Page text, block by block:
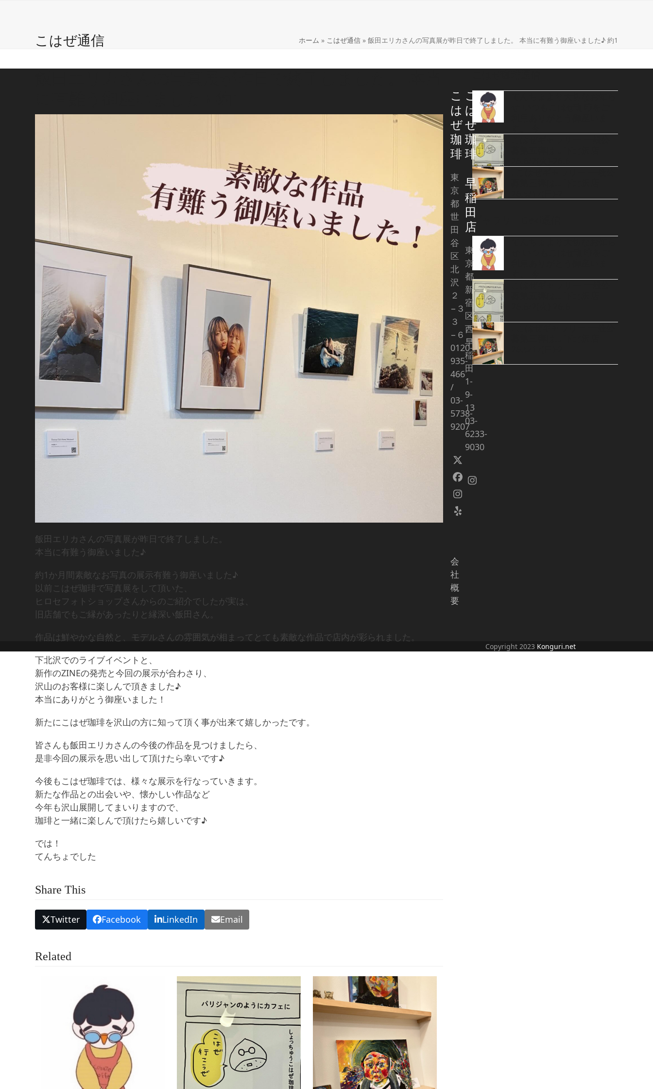
こはぜ通信 ホーム » こはぜ通信 » 飯田エリカさんの写真展が昨日で終了しました。 本当に有難う御座いました♪ 約1
飯田エリカさんの写真展が昨日で終了しました。
本当に有難う御座いました♪
約1か月間素敵なお写真の展示有難う御座いました♪
以前こはぜ珈琲で写真展をして頂いた、
ヒロセフォトショップさんからのご紹介でしたが実は、
旧店舗でもご縁があったりと縁深い飯田さん。
作品は鮮やかな自然と、モデルさんの雰囲気が相まってとても素敵な作品で店内が彩られました。
下北沢でのライブイベントと、
新作のZINEの発売と今回の展示が合わさり、
沢山のお客様に楽しんで頂きました♪
本当にありがとう御座いました！
新たにこはぜ珈琲を沢山の方に知って頂く事が出来て嬉しかったです。
皆さんも飯田エリカさんの今後の作品を見つけましたら、
是非今回の展示を思い出して頂けたら幸いです♪
今後もこはぜ珈琲では、様々な展示を行なっていきます。
新たな作品との出会いや、懐かしい作品など
今年も沢山展開してまいりますので、
珈琲と一緒に楽しんで頂けたら嬉しいです♪
では！
てんちょでした
Share This
Twitter Facebook LinkedIn Email
Related
ギャラリーGeki通信
こ
は
ぜ
珈
琲
東
京
都
世
田
谷
区
北
沢
２
−３
３
−６
0120-
935-
466
/
03-
5738-
9207
Twitter
(deprecated)
Facebook
Instagram
Yelp
こ
は
ぜ
珈
琲
早
稲
田
店
東
京
都
新
宿
区
西
早
稲
田
1-
9-
13
03-
6233-
9030
Instagram
会
社
概
要
Copyright 2023 Konguri.net